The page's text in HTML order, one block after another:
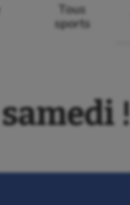
Tous
sports
!